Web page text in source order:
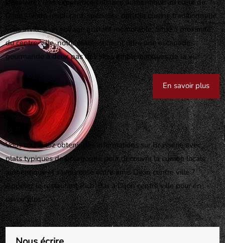
Découvrez une expérience culinaire authentique au cœur de
Dijon ! Notre restaurant, spécialisé dans la cuisine traditionnelle,
vous invite à un voyage gustatif mémorable. Situé à proximité
du centre-ville, notre établissement offre une escapade
gourmande à deux pas des sites emblématiques de la vi...
En savoir plus
Vous souhaitez obtenir des informations sur Brasserie avec
plats typiques de bourgogne pour découvrir la cuisine locale
authentique et savoureuse entre amis Dijon centre ville ?
Appelez le restaurant Rich' Bar à Dijon centre ville pour en
savoir plus